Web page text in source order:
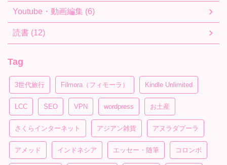
Youtube・動画編集 (6)
読書 (12)
Tag
3世代旅行 Filmora（フィモーラ） Kindle Unlimited
LCC SEO VPN wordpress お土産
さくらインターネット アジアン雑貨 アヌラダプーラ
アメッド インドネシア エッセー・随筆 コロンボ